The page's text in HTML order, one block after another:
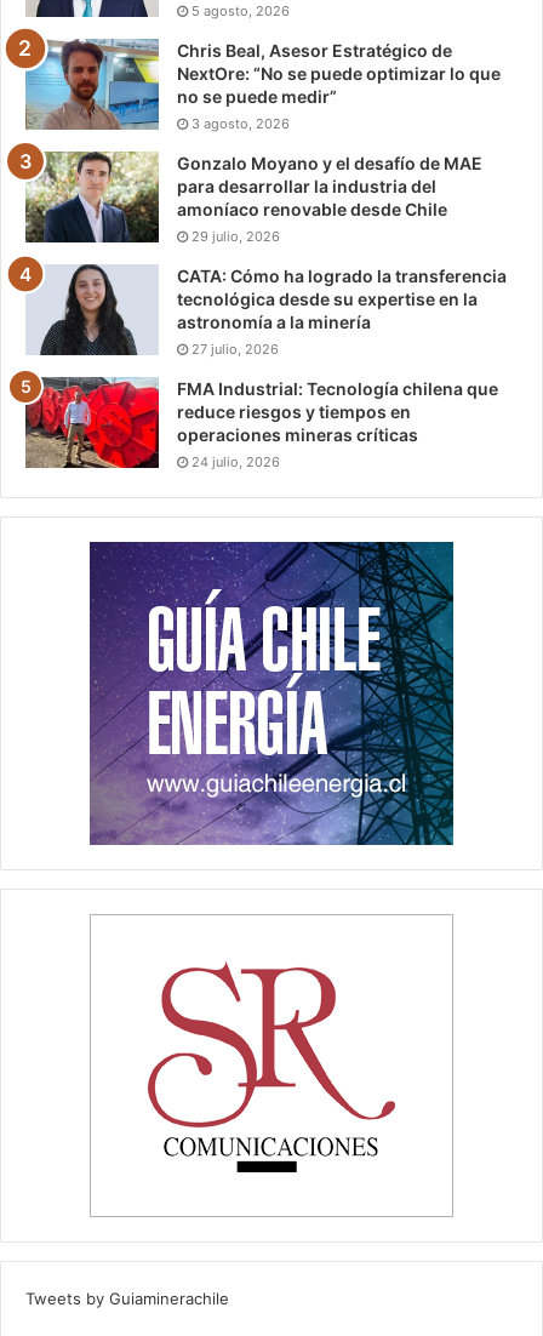
5 agosto, 2026
Chris Beal, Asesor Estratégico de
NextOre: “No se puede optimizar lo que
no se puede medir”
3 agosto, 2026
Gonzalo Moyano y el desafío de MAE
para desarrollar la industria del
amoníaco renovable desde Chile
29 julio, 2026
CATA: Cómo ha logrado la transferencia
tecnológica desde su expertise en la
astronomía a la minería
27 julio, 2026
FMA Industrial: Tecnología chilena que
reduce riesgos y tiempos en
operaciones mineras críticas
24 julio, 2026
Tweets by Guiaminerachile